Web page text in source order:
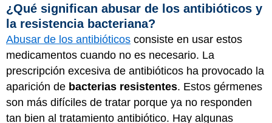
¿Qué significan abusar de los antibióticos y
la resistencia bacteriana?
Abusar de los antibióticos consiste en usar estos
medicamentos cuando no es necesario. La
prescripción excesiva de antibióticos ha provocado la
aparición de bacterias resistentes. Estos gérmenes
son más difíciles de tratar porque ya no responden
tan bien al tratamiento antibiótico. Hay algunas